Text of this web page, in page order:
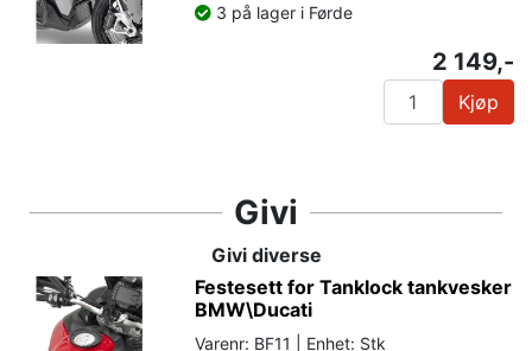
3 på lager i Førde
2 149,-
Kjøp
Givi
Givi diverse
Festesett for Tanklock tankvesker
BMW\Ducati
Varenr: BF11 | Enhet: Stk